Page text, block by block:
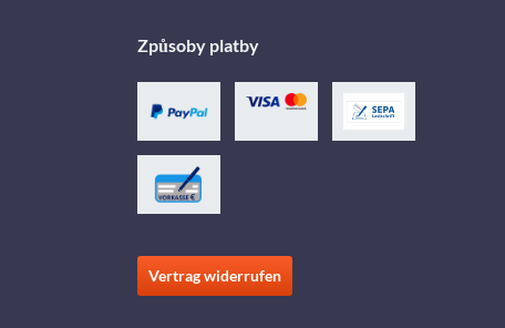
Způsoby platby
Vertrag widerrufen